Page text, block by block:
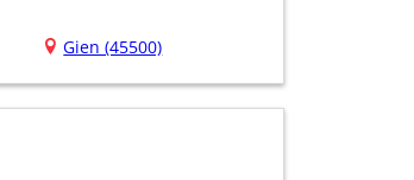
Gien (45500)